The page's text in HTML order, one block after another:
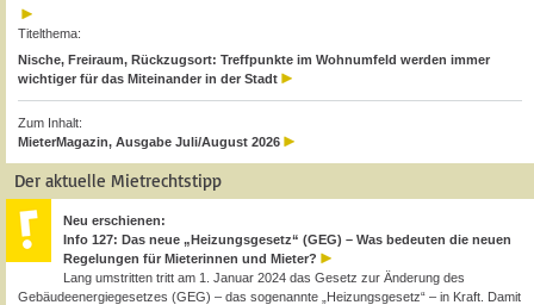
Titelthema:
Nische, Freiraum, Rückzugsort: Treffpunkte im Wohnumfeld werden immer
wichtiger für das Miteinander in der Stadt
Zum Inhalt:
MieterMagazin, Ausgabe Juli/August 2026
Der aktuelle Mietrechtstipp
Neu erschienen:
Info 127: Das neue „Heizungsgesetz“ (GEG) – Was bedeuten die neuen
Regelungen für Mieterinnen und Mieter?
Lang umstritten tritt am 1. Januar 2024 das Gesetz zur Änderung des
Gebäudeenergiegesetzes (GEG) – das sogenannte „Heizungsgesetz“ – in Kraft. Damit